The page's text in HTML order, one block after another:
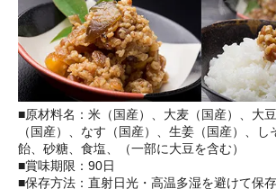
■原材料名：米（国産）、大麦（国産）、大
（国産）、なす（国産）、生姜（国産）、
飴、砂糖、食塩、（一部に大豆を含む）
■賞味期限：90日
■保存方法：直射日光・高温多湿を避けて保存